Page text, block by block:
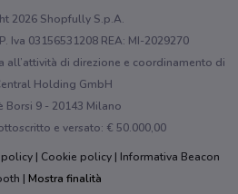
2026 Shopfully S.p.A.
Iva 03156531208 REA: MI-2029270
all’attività di direzione e coordinamento di
Holding GmbH
Borsi 9 - 20143 Milano
e versato: € 50.000,00
policy Cookie policy
Informativa Beacon
Mostra finalità